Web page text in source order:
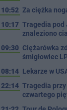
10:52 Za ciężka
10:17 Tragedia pod
znaleziono
09:30 Ciężarówka
śmigłowiec
08:14 Lekarze w
22:14 Tragedia przy
czwartego